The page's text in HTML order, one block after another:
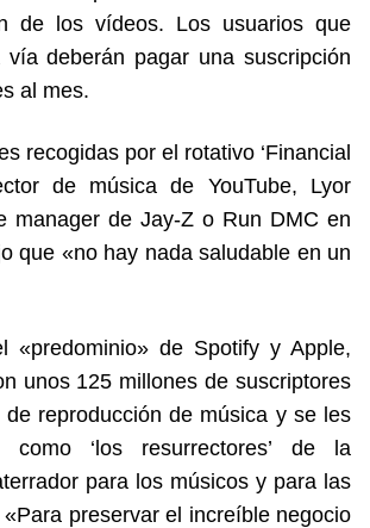
de los vídeos. Los usuarios que
deberán pagar una suscripción
al mes.
recogidas por el rotativo ‘Financial
de música de YouTube, Lyor
manager de Jay-Z o Run DMC en
que «no hay nada saludable en un
«predominio» de Spotify y Apple,
unos 125 millones de suscriptores
reproducción de música y se les
como ‘los resurrectores’ de la
para los músicos y para las
preservar el increíble negocio